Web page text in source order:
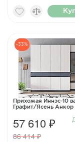
-33%
Прихожая Иннэс-10
Графит/Ясень Анкор
57 610 ₽
86 414 ₽